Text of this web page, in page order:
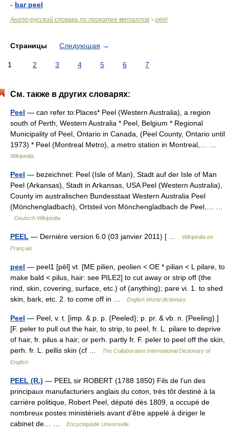
- bar peel
Англо-русский словарь по прокатке металлов > peel
Страницы Следующая →
1 2 3 4 5 6 7
См. также в других словарях:
Peel — can refer to:Places* Peel (Western Australia), a region
south of Perth, Western Australia * Peel, Belgium * Regional
Municipality of Peel, Ontario in Canada, (Peel County, Ontario until
1973) * Peel (Montreal Metro), a metro station in Montreal,… …
Wikipedia
Peel — bezeichnet: Peel (Isle of Man), Stadt auf der Isle of Man
Peel (Arkansas), Stadt in Arkansas, USA Peel (Western Australia),
County im australischen Bundesstaat Western Australia Peel
(Mönchengladbach), Ortsteil von Mönchengladbach de Peel,… …
Deutsch Wikipedia
PEEL — Dernière version 6.0 (03 janvier 2011) [ …
Wikipédia en
Français
peel — peel1 [pēl] vt. [ME pilien, peolien < OE * pilian < L pilare, to
make bald < pilus, hair: see PILE2] to cut away or strip off (the
rind, skin, covering, surface, etc.) of (anything); pare vi. 1. to shed
skin, bark, etc. 2. to come off in …
English World dictionary
Peel — Peel, v. t. [imp. & p. p. {Peeled}; p. pr. & vb. n. {Peeling}.]
[F. peler to pull out the hair, to strip, to peel, fr. L. pilare to deprive
of hair, fr. pilus a hair; or perh. partly fr. F. peler to peel off the skin,
perh. fr. L. pellis skin (cf …
The Collaborative International Dictionary of
English
PEEL (R.) — PEEL sir ROBERT (1788 1850) Fils de l’un des
principaux manufacturiers anglais du coton, très tôt destiné à la
carrière politique, Robert Peel, député dès 1809, a occupé de
nombreux postes ministériels avant d’être appelé à diriger le
cabinet de… …
Encyclopédie Universelle